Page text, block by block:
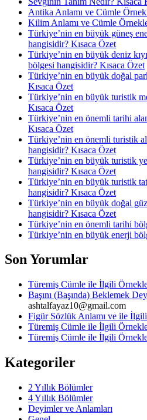
Antika Anlamı ve Cümle
Kilim Anlamı ve Cümle
Türkiye’nin en büyük güneş
hangisidir? Kısaca Özet
Türkiye’nin en büyük deniz
bölgesi hangisidir? Kısaca Özet
Türkiye’nin en büyük doğal
Kısaca Özet
Türkiye’nin en büyük turistik
Kısaca Özet
Türkiye’nin en önemli tarihi
Kısaca Özet
Türkiye’nin en önemli turistik
hangisidir? Kısaca Özet
Türkiye’nin en büyük turistik
hangisidir? Kısaca Özet
Türkiye’nin en büyük turistik
hangisidir? Kısaca Özet
Türkiye’nin en büyük doğal
hangisidir? Kısaca Özet
Türkiye’nin en önemli tarihi
Türkiye’nin en büyük enerji
Son Yorumlar
Türemiş Cümle ile İlgili
Başını (Başında) Beklemek
ashtalfayaz10@gmail.com
Figür Sözlük Anlamı ve ile
Türemiş Cümle ile İlgili
Türemiş Cümle ile İlgili
Kategoriler
2 Yıllık Bölümler
4 Yıllık Bölümler
Deyimler ve Anlamları